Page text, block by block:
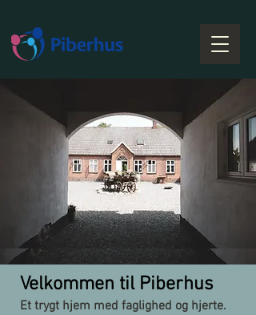
Velkommen til Piberhus
Et trygt hjem med faglighed og hjerte.